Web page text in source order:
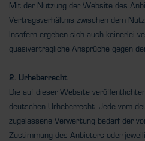
Mit der Nutzung der Website des
Vertragsverhältnis zwischen dem
Insofern ergeben sich auch keinerlei
quasivertragliche Ansprüche gegen
2. Urheberrecht
Die auf dieser Website
deutschen Urheberrecht. Jede vom
zugelassene Verwertung bedarf der
Zustimmung des Anbieters oder